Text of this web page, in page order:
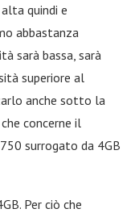
quindi e
abbastanza
sarà bassa, sarà
superiore al
anche sotto la
concerne il
surrogato da 4GB
Per ciò che